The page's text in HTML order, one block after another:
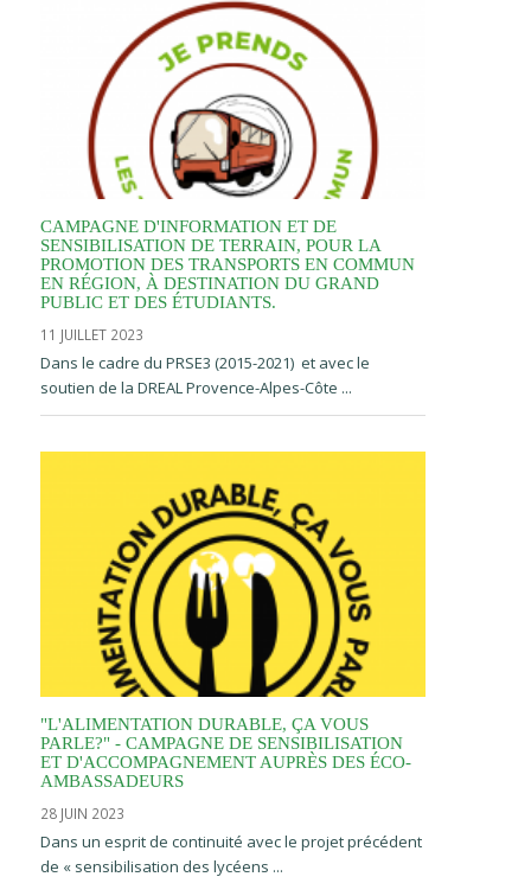
CAMPAGNE D'INFORMATION ET DE
SENSIBILISATION DE TERRAIN, POUR LA
PROMOTION DES TRANSPORTS EN COMMUN
EN RÉGION, À DESTINATION DU GRAND
PUBLIC ET DES ÉTUDIANTS.
11 JUILLET 2023
Dans le cadre du PRSE3 (2015-2021) et avec le
soutien de la DREAL Provence-Alpes-Côte ...
"L'ALIMENTATION DURABLE, ÇA VOUS
PARLE?" - CAMPAGNE DE SENSIBILISATION
ET D'ACCOMPAGNEMENT AUPRÈS DES ÉCO-
AMBASSADEURS
28 JUIN 2023
Dans un esprit de continuité avec le projet précédent
de « sensibilisation des lycéens ...